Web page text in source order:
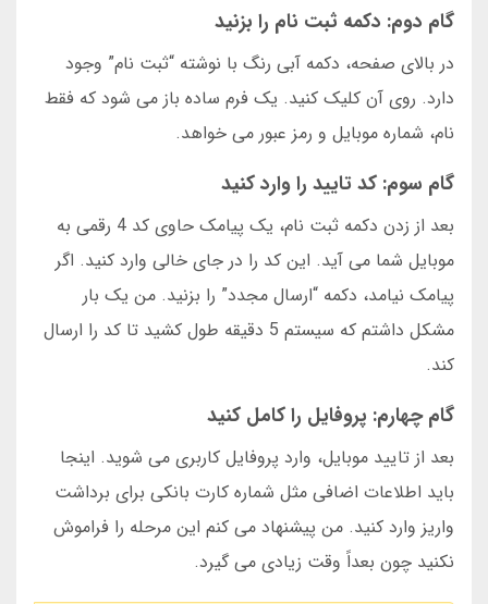
گام دوم: دکمه ثبت نام را بزنید
در بالای صفحه، دکمه آبی رنگ با نوشته “ثبت نام” وجود
دارد. روی آن کلیک کنید. یک فرم ساده باز می شود که فقط
نام، شماره موبایل و رمز عبور می خواهد.
گام سوم: کد تایید را وارد کنید
بعد از زدن دکمه ثبت نام، یک پیامک حاوی کد 4 رقمی به
موبایل شما می آید. این کد را در جای خالی وارد کنید. اگر
پیامک نیامد، دکمه “ارسال مجدد” را بزنید. من یک بار
مشکل داشتم که سیستم 5 دقیقه طول کشید تا کد را ارسال
کند.
گام چهارم: پروفایل را کامل کنید
بعد از تایید موبایل، وارد پروفایل کاربری می شوید. اینجا
باید اطلاعات اضافی مثل شماره کارت بانکی برای برداشت
واریز وارد کنید. من پیشنهاد می کنم این مرحله را فراموش
نکنید چون بعداً وقت زیادی می گیرد.